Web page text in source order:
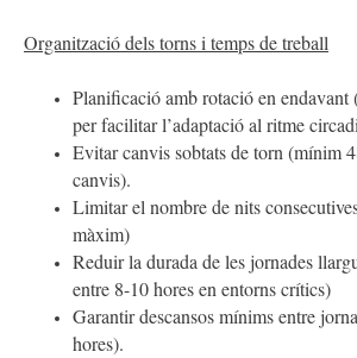
Organització dels torns i temps de treball
Planificació amb rotació en endavant
per facilitar l’adaptació al ritme
Evitar canvis sobtats de torn (mínim
canvis).
Limitar el nombre de nits
màxim)
Reduir la durada de les jornades
entre 8-10 hores en entorns crítics)
Garantir descansos mínims entre
hores).